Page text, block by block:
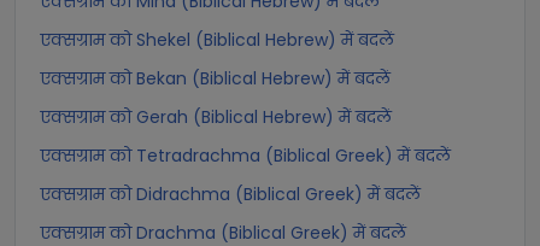
एक्सग्राम को Shekel (Biblical Hebrew) में बदलें
एक्सग्राम को Bekan (Biblical Hebrew) में बदलें
एक्सग्राम को Gerah (Biblical Hebrew) में बदलें
एक्सग्राम को Tetradrachma (Biblical Greek) में बदलें
एक्सग्राम को Didrachma (Biblical Greek) में बदलें
एक्सग्राम को Drachma (Biblical Greek) में बदलें